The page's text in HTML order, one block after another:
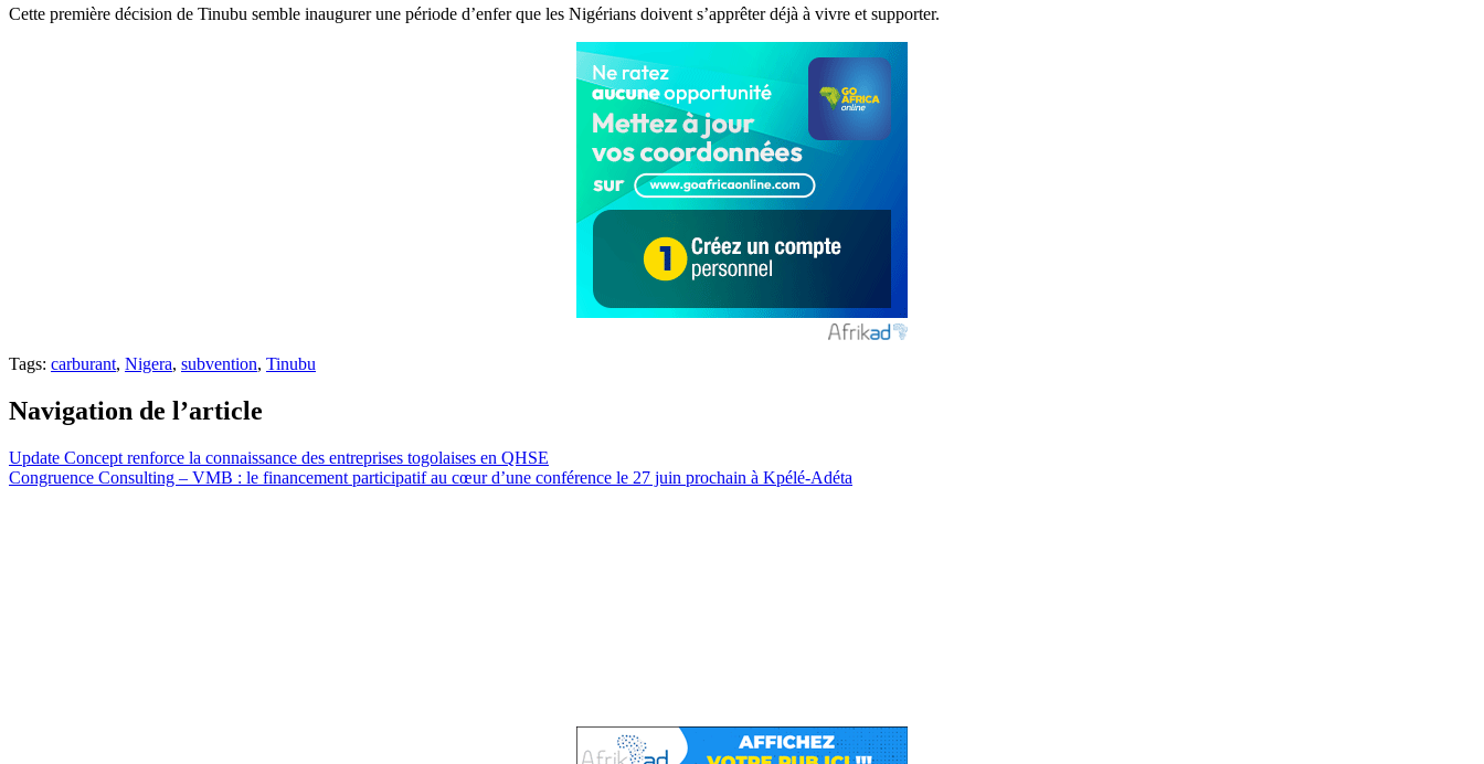
Cette première décision de Tinubu semble inaugurer une période d’enfer que les Nigérians doivent s’apprêter déjà à vivre et supporter.
Tags: carburant, Nigera, subvention, Tinubu
Navigation de l’article
Update Concept renforce la connaissance des entreprises togolaises en QHSE
Congruence Consulting – VMB : le financement participatif au cœur d’une conférence le 27 juin prochain à Kpélé-Adéta